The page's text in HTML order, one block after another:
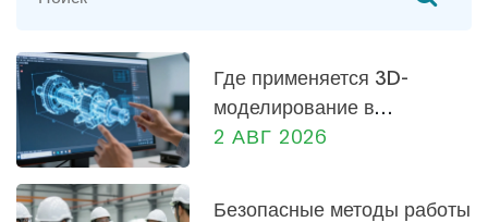
процессе. Сегодня эти новшества продолжают
влиять на промышленность на глобальном
уровне.
Где применяется 3D-
моделирование в
машиностроении: от
2 АВГ 2026
Безопасные методы работы